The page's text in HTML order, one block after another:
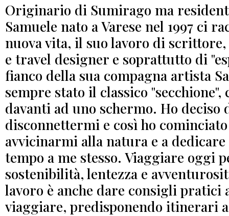
Originario di Sumirago ma
Samuele nato a Varese nel 1997 ci
nuova vita, il suo lavoro di
e travel designer e soprattutto di
fianco della sua compagna artista
sempre stato il classico "secchione",
davanti ad uno schermo. Ho deciso
disconnettermi e così ho
avvicinarmi alla natura e a
tempo a me stesso. Viaggiare oggi
sostenibilità, lentezza e
lavoro è anche dare consigli pratici
viaggiare, predisponendo itinerari